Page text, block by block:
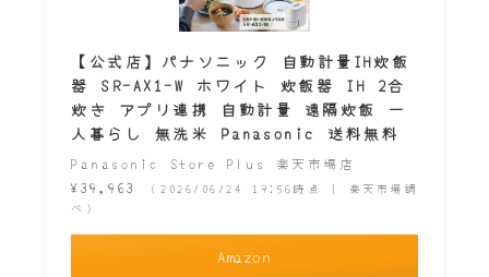
【公式店】パナソニック 自動計量IH炊飯
器 SR-AX1-W ホワイト 炊飯器 IH 2合
炊き アプリ連携 自動計量 遠隔炊飯 一
人暮らし 無洗米 Panasonic 送料無料
Panasonic Store Plus 楽天市場店
¥39,963
（2026/06/24 19:56時点 | 楽天市場調
べ）
Amazon